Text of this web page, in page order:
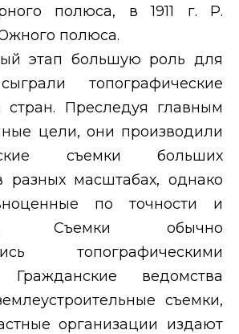
полюса, в 1911 г. Р.
полюса.
этап большую роль для
топографические
Преследуя главным
цели, они производили
съемки больших
разных масштабах, однако
по точности и
Съемки обычно
топографическими
Гражданские ведомства
съемки,
организации издают